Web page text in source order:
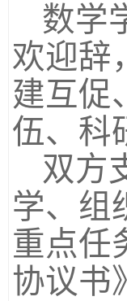
数学
欢迎辞
建互促
伍、科
双方
学、组
重点任
协议书